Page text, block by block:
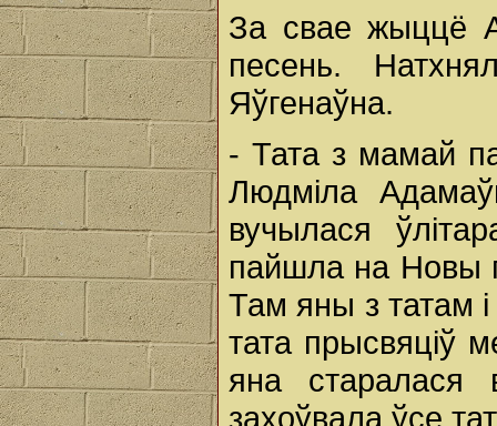
За свае жыццё
песень.
Яўгенаўна.
- Тата з мамай
Людміла
вучылася
пайшла на Новы
Там яны з татам
тата прысвяціў
яна старалася
захоўвала ўсе